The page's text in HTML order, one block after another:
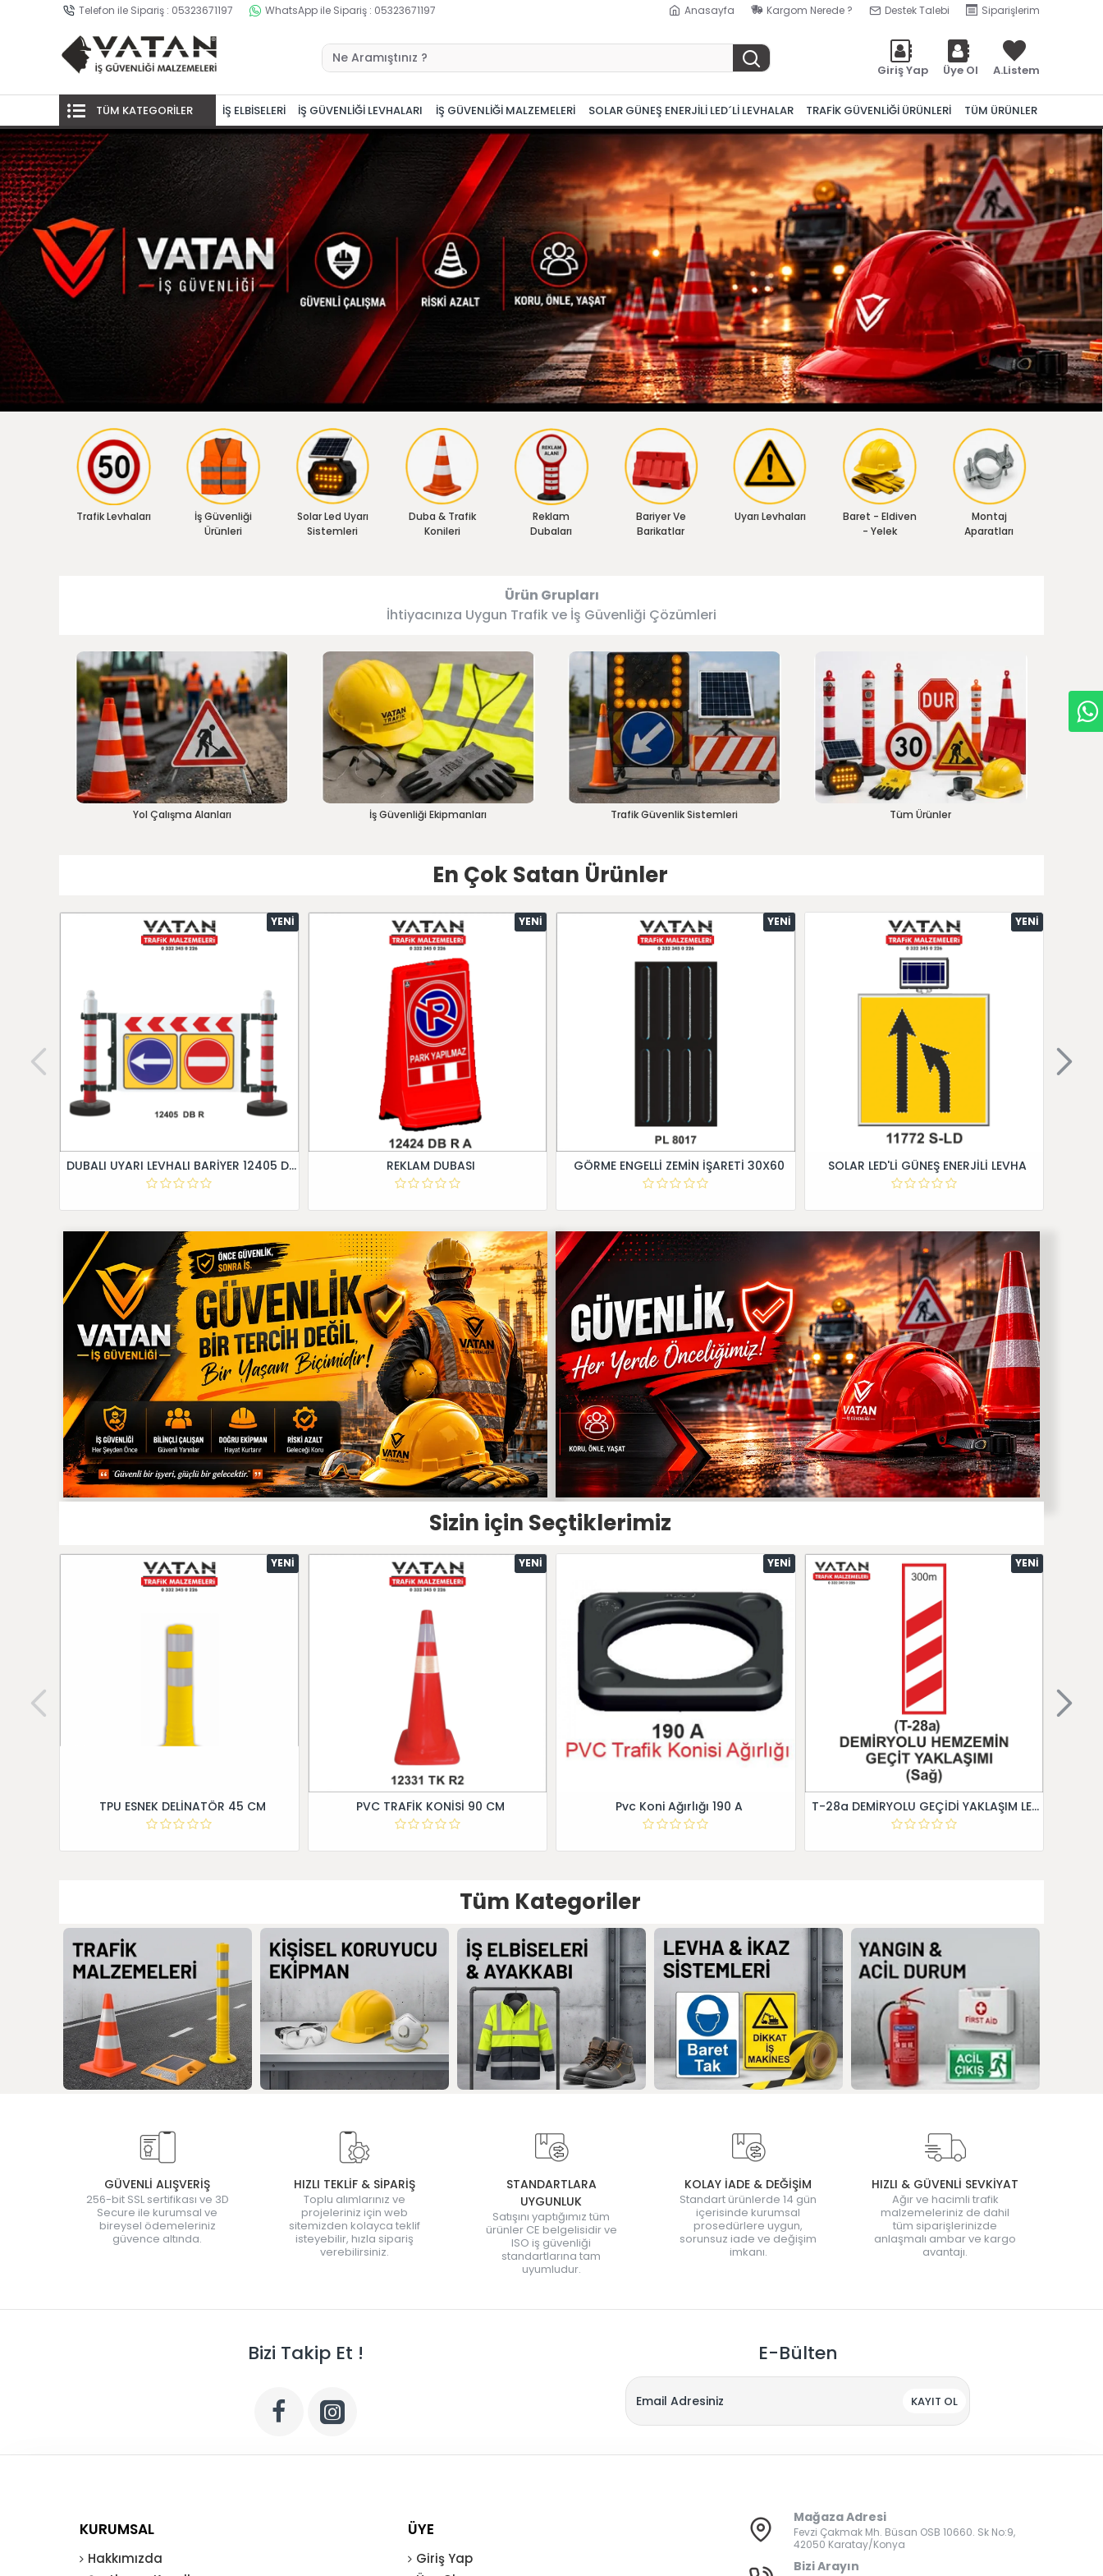
Telefon ile Sipariş : 05323671197 WhatsApp ile Sipariş : 05323671197 Anasayfa Kargom Nerede ? Destek Talebi Siparişlerim
Giriş Yap Üye Ol A.Listem
TÜM KATEGORİLER İŞ ELBİSELERİ İŞ GÜVENLİĞİ LEVHALARI İŞ GÜVENLİĞİ MALZEMELERİ SOLAR GÜNEŞ ENERJİLİ LED´Lİ LEVHALAR TRAFİK GÜVENLİĞİ ÜRÜNLERİ TÜM ÜRÜNLER
Trafik Levhaları
İş Güvenliği
Ürünleri
Solar Led Uyarı
Sistemleri
Duba & Trafik
Konileri
Reklam
Dubaları
Bariyer Ve
Barikatlar
Uyarı Levhaları
Baret - Eldiven
- Yelek
Montaj
Aparatları
Ürün Grupları
İhtiyacınıza Uygun Trafik ve İş Güvenliği Çözümleri
Yol Çalışma Alanları İş Güvenliği Ekipmanları Trafik Güvenlik Sistemleri Tüm Ürünler
En Çok Satan Ürünler
YENI
DUBALI UYARI LEVHALI BARİYER 12405 DB R
YENI
REKLAM DUBASI
YENI
GÖRME ENGELLİ ZEMİN İŞARETİ 30X60
YENI
SOLAR LED'Lİ GÜNEŞ ENERJİLİ LEVHA
Sizin için Seçtiklerimiz
YENI
TPU ESNEK DELİNATÖR 45 CM
YENI
PVC TRAFİK KONİSİ 90 CM
YENI
Pvc Koni Ağırlığı 190 A
YENI
T-28a DEMİRYOLU GEÇİDİ YAKLAŞIM LEVHALARI (Sağ)
Tüm Kategoriler
GÜVENLİ ALIŞVERİŞ
256-bit SSL sertifikası ve 3D
Secure ile kurumsal ve
bireysel ödemeleriniz
güvence altında.
HIZLI TEKLİF & SİPARİŞ
Toplu alımlarınız ve
projeleriniz için web
sitemizden kolayca teklif
isteyebilir, hızla sipariş
verebilirsiniz.
STANDARTLARA
UYGUNLUK
Satışını yaptığımız tüm
ürünler CE belgelisidir ve
ISO iş güvenliği
standartlarına tam
uyumludur.
KOLAY İADE & DEĞİŞİM
Standart ürünlerde 14 gün
içerisinde kurumsal
prosedürlere uygun,
sorunsuz iade ve değişim
imkanı.
HIZLI & GÜVENLİ SEVKİYAT
Ağır ve hacimli trafik
malzemeleriniz de dahil
tüm siparişlerinizde
anlaşmalı ambar ve kargo
avantajı.
Bizi Takip Et ! E-Bülten
KAYIT OL
KURUMSAL
Hakkımızda
ÜYE
Giriş Yap
Mağaza Adresi
Fevzi Çakmak Mh. Büsan OSB 10660. Sk No:9,
42050 Karatay/Konya
Bizi Arayın